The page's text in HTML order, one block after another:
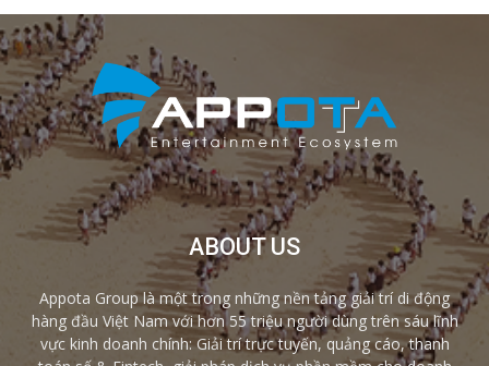
ABOUT US
Appota Group là một trong những nền tảng giải trí di động
hàng đầu Việt Nam với hơn 55 triệu người dùng trên sáu lĩnh
vực kinh doanh chính: Giải trí trực tuyến, quảng cáo, thanh